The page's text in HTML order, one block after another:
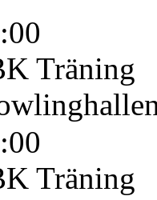
Träning
Träning